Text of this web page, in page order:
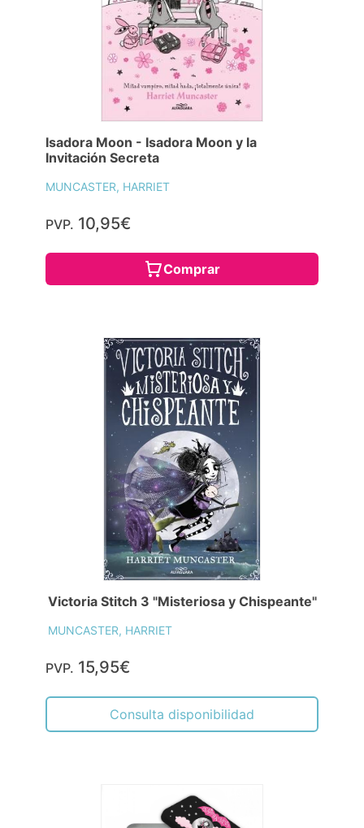
Isadora Moon - Isadora Moon y la
Invitación Secreta
MUNCASTER, HARRIET
PVP. 10,95€
Comprar
Victoria Stitch 3 "Misteriosa y Chispeante"
MUNCASTER, HARRIET
PVP. 15,95€
Consulta disponibilidad